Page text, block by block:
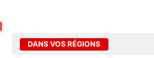
DANS VOS RÉGIONS